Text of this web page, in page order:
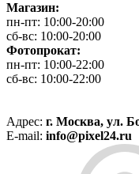
Магазин:
пн-пт: 10:00-20:00
сб-вс: 10:00-20:00
Фотопрокат:
пн-пт: 10:00-22:00
сб-вс: 10:00-22:00
Адрес: г. Москва, ул.
E-mail: info@pixel24.ru